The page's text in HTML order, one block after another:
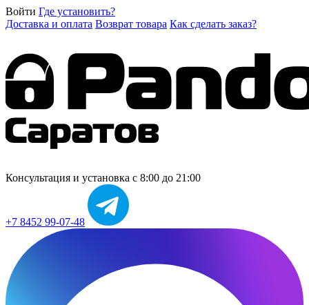
Войти Где установить?
Доставка и оплата Возврат товара Как сделать заказ?
Консультация и установка с 8:00 до 21:00
+7 8452 99-07-48